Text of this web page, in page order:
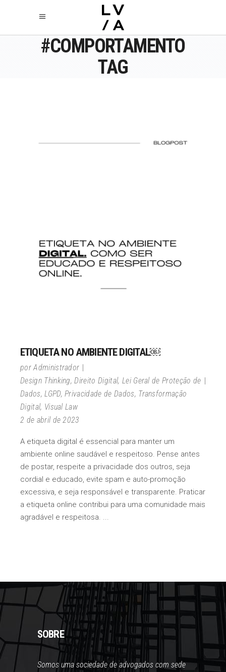
#COMPORTAMENTO
TAG
ETIQUETA NO AMBIENTE DIGITAL￼
porAdministrador
Design Thinking,Direito Digital, Lei Geral de Proteção de
Dados,LGPD,Privacidade de Dados, Transformação
Digital, Visual Law
2 de abril de 2023
A etiqueta digital é essencial para manter um
ambiente online saudável e respeitoso. Pense antes
de postar, respeite a privacidade dos outros, seja
cordial e educado, evite spam e auto-promoção
excessiva, e seja responsável e transparente. Praticar
a etiqueta online contribui para uma comunidade mais
agradável e respeitosa.
SOBRE
Somos uma sociedade de advogados com sede